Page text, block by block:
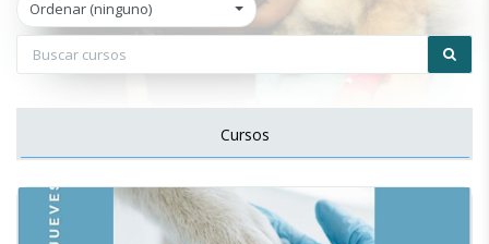
Ordenar (ninguno)
Cursos